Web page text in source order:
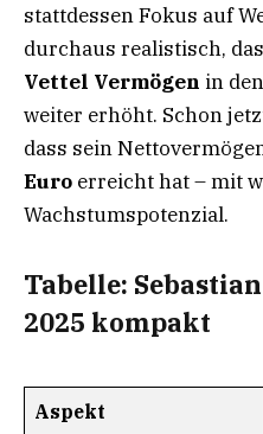
stattdessen Fokus auf
durchaus realistisch,
Vettel Vermögen in
weiter erhöht. Schon
dass sein
Euro erreicht hat – mit
Wachstumspotenzial.
Tabelle:
2025 kompakt
Aspekt